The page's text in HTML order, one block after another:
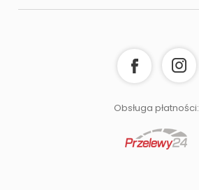
Obsługa płatności: